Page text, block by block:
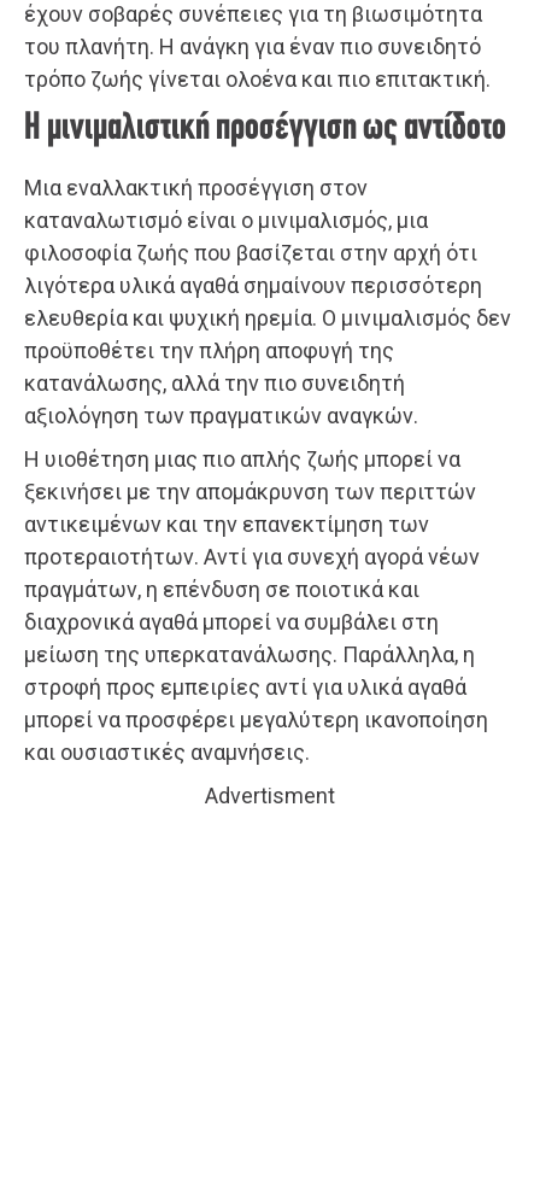
έχουν σοβαρές συνέπειες για τη βιωσιμότητα
του πλανήτη. Η ανάγκη για έναν πιο συνειδητό
τρόπο ζωής γίνεται ολοένα και πιο επιτακτική.
Η μινιμαλιστική προσέγγιση ως αντίδοτο
Μια εναλλακτική προσέγγιση στον
καταναλωτισμό είναι ο μινιμαλισμός, μια
φιλοσοφία ζωής που βασίζεται στην αρχή ότι
λιγότερα υλικά αγαθά σημαίνουν περισσότερη
ελευθερία και ψυχική ηρεμία. Ο μινιμαλισμός δεν
προϋποθέτει την πλήρη αποφυγή της
κατανάλωσης, αλλά την πιο συνειδητή
αξιολόγηση των πραγματικών αναγκών.
Η υιοθέτηση μιας πιο απλής ζωής μπορεί να
ξεκινήσει με την απομάκρυνση των περιττών
αντικειμένων και την επανεκτίμηση των
προτεραιοτήτων. Αντί για συνεχή αγορά νέων
πραγμάτων, η επένδυση σε ποιοτικά και
διαχρονικά αγαθά μπορεί να συμβάλει στη
μείωση της υπερκατανάλωσης. Παράλληλα, η
στροφή προς εμπειρίες αντί για υλικά αγαθά
μπορεί να προσφέρει μεγαλύτερη ικανοποίηση
και ουσιαστικές αναμνήσεις.
Advertisment